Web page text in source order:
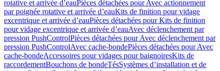
rotative et arrivée d’eauPièces détachées pour Avec actionnement
par poignée rotative et arrivée d’eauKits de finition pour vidage
excentrique et arrivée d’eauPièces détachées pour Kits de finition
pour vidage excentrique et arrivée d’eauAvec déclenchement par
pression PushControlPièces détachées pour Avec déclenchement par
pression PushControlAvec cache-bondePièces détachées pour Avec
cache-bondeAccessoires pour vidages pour baignoiresKits de
raccordementBouchons de bondeTésSystèmes d’installation et de